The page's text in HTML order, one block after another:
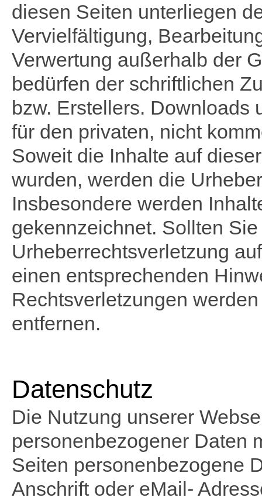
diesen Seiten unterliegen
Vervielfältigung,
Verwertung außerhalb der
bedürfen der schriftlichen
bzw. Erstellers. Downloads
für den privaten, nicht
Soweit die Inhalte auf
wurden, werden die
Insbesondere werden
gekennzeichnet. Sollten
Urheberrechtsverletzung
einen entsprechenden
Rechtsverletzungen
entfernen.
Datenschutz
Die Nutzung unserer
personenbezogener Daten
Seiten personenbezogene
Anschrift oder eMail-